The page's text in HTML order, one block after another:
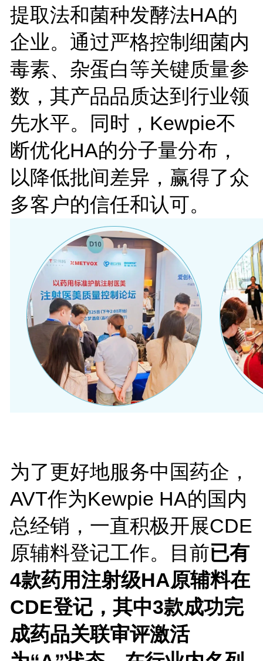
提取法和菌种发酵法HA的
企业。通过严格控制细菌内
毒素、杂蛋白等关键质量参
数，其产品品质达到行业领
先水平。同时，Kewpie不
断优化HA的分子量分布，
以降低批间差异，赢得了众
多客户的信任和认可。
为了更好地服务中国药企，
AVT作为Kewpie HA的国内
总经销，一直积极开展CDE
原辅料登记工作。目前已有
4款药用注射级HA原辅料在
CDE登记，其中3款成功完
成药品关联审评激活